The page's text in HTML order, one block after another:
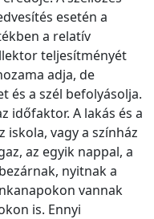
esetén a
a relatív
teljesítményét
adja, de
és a szél befolyásolja.
időfaktor. A lakás és a
iskola, vagy a színház
az egyik nappal, a
nyitnak a
vannak
is. Ennyi